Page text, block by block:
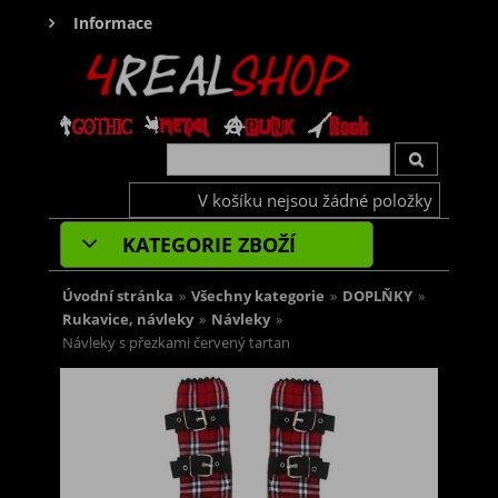
Informace
V košíku nejsou žádné položky
KATEGORIE ZBOŽÍ
Úvodní stránka » Všechny kategorie » DOPLŇKY »
Rukavice, návleky » Návleky »
Návleky s přezkami červený tartan